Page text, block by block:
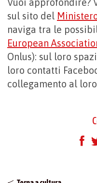
sul sito del
naviga tra le
European
Onlus): sul loro
loro contatti
collegamento al